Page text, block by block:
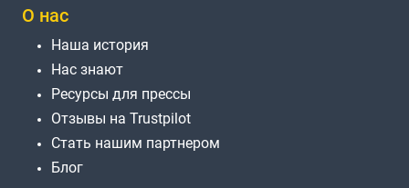
О нас
Наша история
Нас знают
Ресурсы для прессы
Отзывы на Trustpilot
Стать нашим партнером
Блог